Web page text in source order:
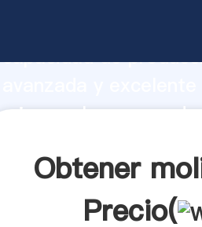
capacidad de
micro polvo
Obtener
Precio(